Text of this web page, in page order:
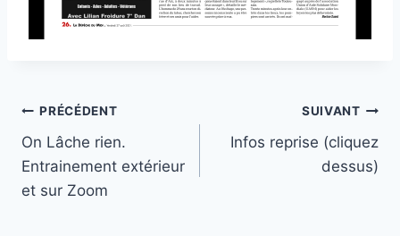
Navigation
de
l’article
PRÉCÉDENT
On Lâche rien.
Entrainement extérieur
et sur Zoom
SUIVANT
Infos reprise (cliquez
dessus)